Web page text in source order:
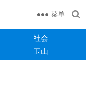
菜单
社会
玉山